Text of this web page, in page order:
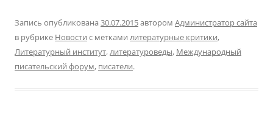
Запись опубликована 30.07.2015автором Администратор сайта
в рубрике Новости с метками литературные критики,
Литературный институт,литературоведы, Международный
писательский форум, писатели.